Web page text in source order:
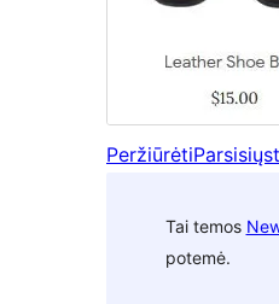
Peržiūrėti
Tai temos
potemė.